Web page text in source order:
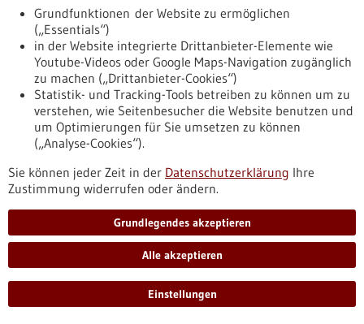
gegen Feinde von innen verteidigt
Ein internationales Forschungsteam hat einen Mechanismus
des evolutionären Wettrüstens in menschlichen Zellen
entschlüsselt. Die Ergebnisse geben Einblicke, wie mobile
Elemente in der DNA zelluläre Funktionen für sich
vereinnahmen – und wie die Zelle sich dagegen wehren kann,
um zum Beispiel Tumorbildung oder chronische
Entzündungen zu verhindern.
https://www.gesundheitsindustrie-
bw.de/fachbeitrag/pm/molekulares-wettruesten-wie-das-
genom-sich-gegen-feinde-von-innen-verteidigt
Pressemitteilung - 11.07.2025
PROBASE-Studie als Basis für neue
Prostatakrebs-Leitlinie
Die Deutschen Gesellschaft für Urologie hat eine
Grundfunktionen der Website zu ermöglichen
(„Essentials“)
in der Website integrierte Drittanbieter-Elemente wie
Youtube-Videos oder Google Maps-Navigation zugänglich
zu machen („Drittanbieter-Cookies“)
Statistik- und Tracking-Tools betreiben zu können um zu
verstehen, wie Seitenbesucher die Website benutzen und
um Optimierungen für Sie umsetzen zu können
(„Analyse-Cookies“).
Sie können jeder Zeit in der Datenschutzerklärung Ihre
Zustimmung widerrufen oder ändern.
Grundlegendes akzeptieren
Alle akzeptieren
Einstellungen